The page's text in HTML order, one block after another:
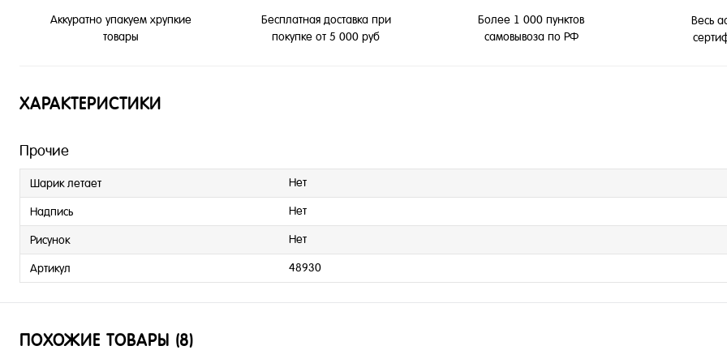
Аккуратно упакуем хрупкие
товары
Бесплатная доставка при
покупке от 5 000 руб
Более 1 000 пунктов
самовывоза по РФ
Весь
ХАРАКТЕРИСТИКИ
Прочие
Шарик летает Нет
Надпись Нет
Рисунок Нет
Артикул 48930
ПОХОЖИЕ ТОВАРЫ (8)